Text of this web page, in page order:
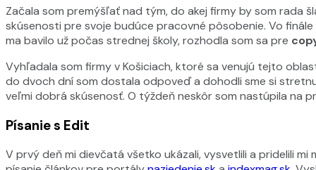
Začala som premýšľať nad tým, do akej firmy by som rada
skúsenosti pre svoje budúce pracovné pôsobenie. Vo
ma bavilo už počas strednej školy, rozhodla som sa pre
Vyhľadala som firmy v Košiciach, ktoré sa venujú tejto
do dvoch dní som dostala odpoveď a dohodli sme si
veľmi dobrá skúsenosť. O týždeň neskôr som nastúpila na
Písanie s Edit
V prvý deň mi dievčatá všetko ukázali, vysvetlili a pridelili